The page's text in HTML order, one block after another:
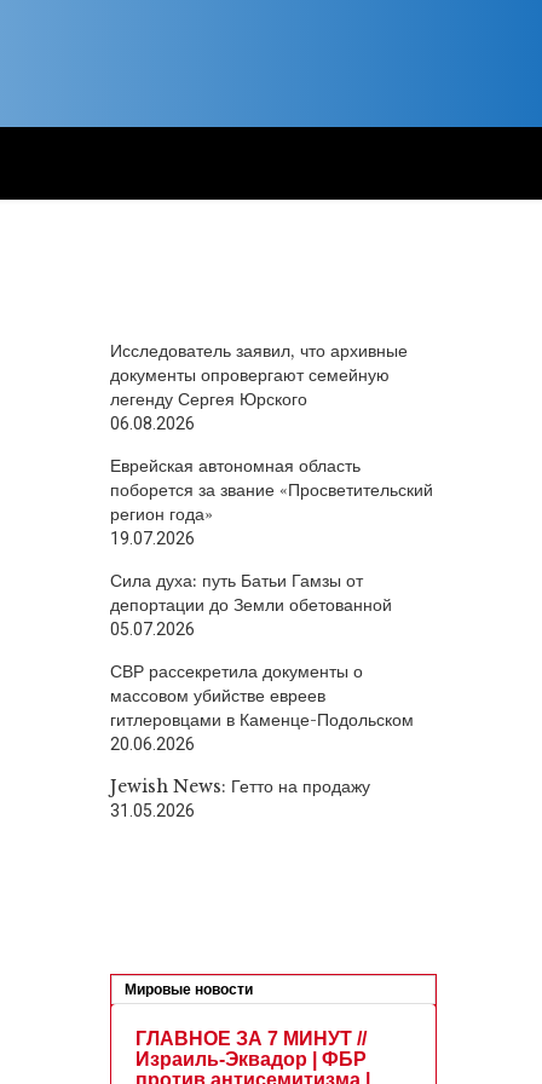
Исследователь заявил, что архивные
документы опровергают семейную
легенду Сергея Юрского
06.08.2026
Еврейская автономная область
поборется за звание «Просветительский
регион года»
19.07.2026
Сила духа: путь Батьи Гамзы от
депортации до Земли обетованной
05.07.2026
СВР рассекретила документы о
массовом убийстве евреев
гитлеровцами в Каменце-Подольском
20.06.2026
Jewish News: Гетто на продажу
31.05.2026